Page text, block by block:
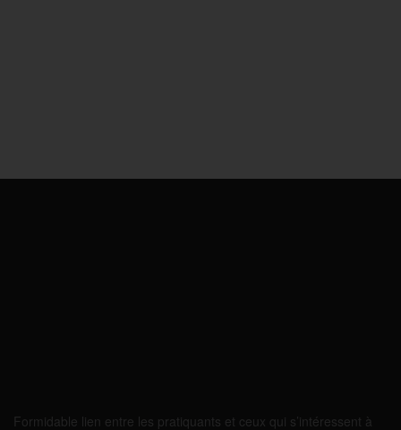
Formidable lien entre les pratiquants et ceux qui s’intéressent à